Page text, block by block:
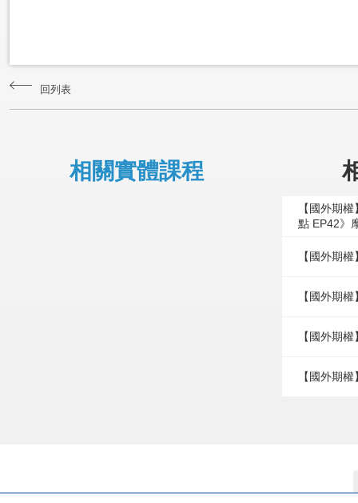
回列表
相關實體課程
【國外期
點 EP42》
【國外期
【國外期
【國外期
【國外期